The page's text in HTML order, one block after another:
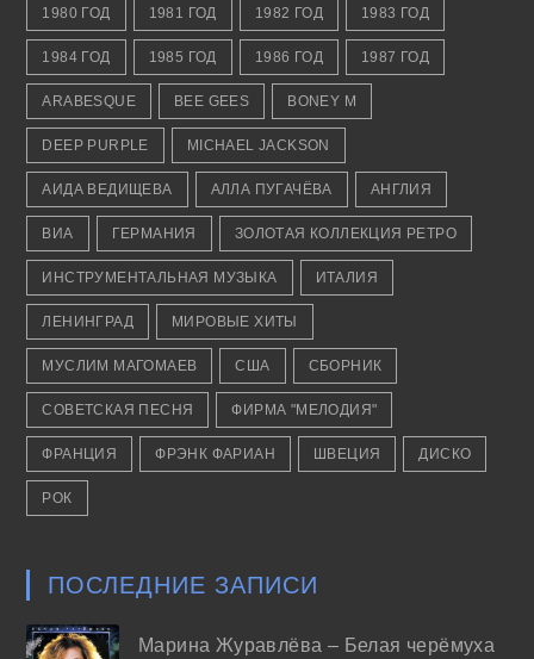
1980 ГОД 1981 ГОД 1982 ГОД 1983 ГОД
1984 ГОД 1985 ГОД 1986 ГОД 1987 ГОД
ARABESQUE BEE GEES BONEY M
DEEP PURPLE MICHAEL JACKSON
АИДА ВЕДИЩЕВА АЛЛА ПУГАЧЁВА АНГЛИЯ
ВИА ГЕРМАНИЯ ЗОЛОТАЯ КОЛЛЕКЦИЯ РЕТРО
ИНСТРУМЕНТАЛЬНАЯ МУЗЫКА ИТАЛИЯ
ЛЕНИНГРАД МИРОВЫЕ ХИТЫ
МУСЛИМ МАГОМАЕВ США СБОРНИК
СОВЕТСКАЯ ПЕСНЯ ФИРМА "МЕЛОДИЯ"
ФРАНЦИЯ ФРЭНК ФАРИАН ШВЕЦИЯ ДИСКО
РОК
ПОСЛЕДНИЕ ЗАПИСИ
Марина Журавлёва – Белая черёмуха